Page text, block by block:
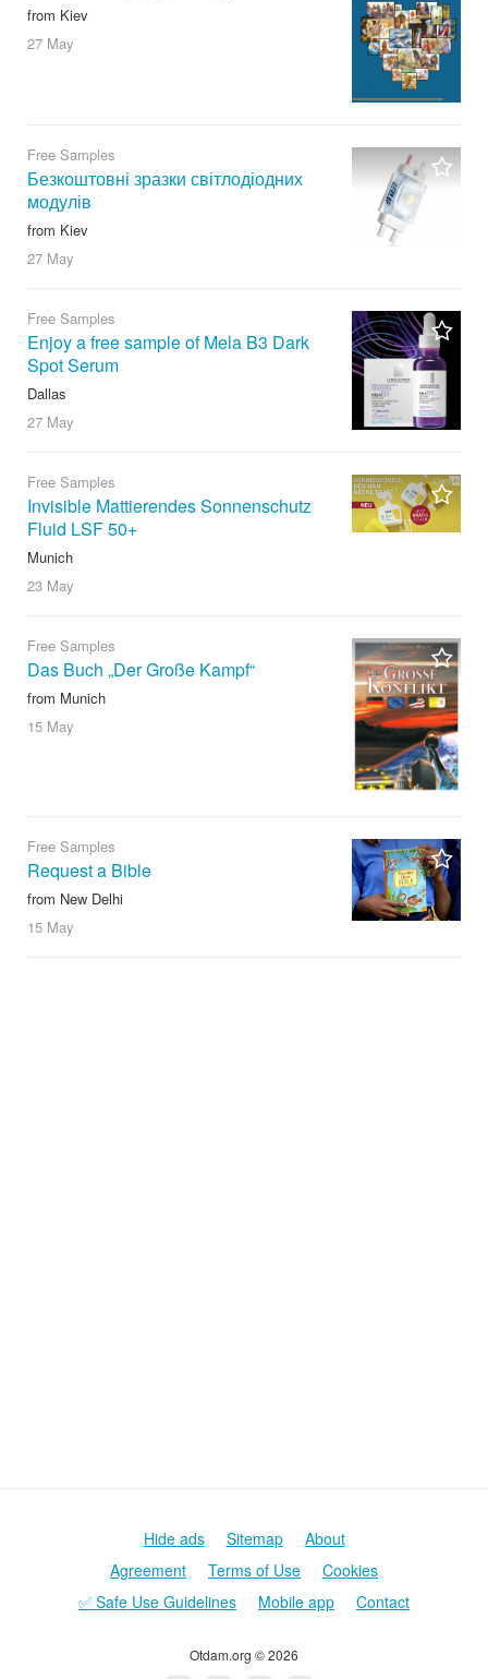
from Kiev
27 May
Free Samples
Безкоштовні зразки світлодіодних
модулів
from Kiev
27 May
Free Samples
Enjoy a free sample of Mela B3 Dark
Spot Serum
Dallas
27 May
Free Samples
Invisible Mattierendes Sonnenschutz
Fluid LSF 50+
Munich
23 May
Free Samples
Das Buch „Der Große Kampf“
from Munich
15 May
Free Samples
Request a Bible
from New Delhi
15 May
Otdam.org © 2026
Hide ads Sitemap
About
Agreement
Terms of Use
Cookies
✅ Safe Use Guidelines
Mobile app Contact